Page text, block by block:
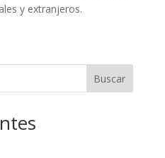
y extranjeros.
Buscar